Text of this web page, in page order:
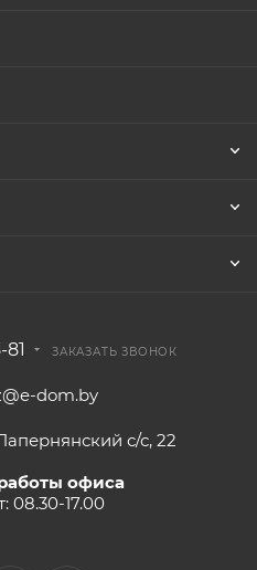
81 ЗАКАЗАТЬ ЗВОНОК
dom.by
с/с, 22
офиса
08.30-17.00